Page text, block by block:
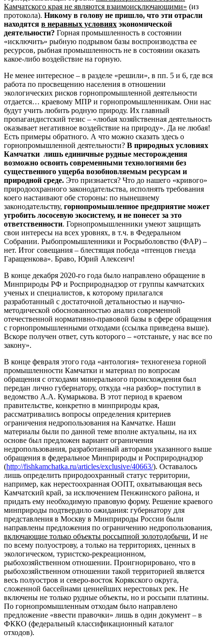
Камчатского края не являются взаимоисключающими» (из
протокола). Никому в голову не пришло, что эти отрасли
находятся в неравных условиях экономической
деятельности? Горная промышленность в состоянии
«исключить» рыбную подрывом базы воспроизводства ее
ресурсов, рыбная промышленность не в состоянии оказать
какое-либо воздействие на горную.
Не менее интересное – в разделе «решили», в пп. 5 и 6, где вся
работа по просвещению населения в отношении
экологических рисков горнопромышленной деятельности
отдается… краевому МПР и горнопромышленникам. Они нас
будут учить любить родную природу. Их главный
пропагандистский тезис – «любая хозяйственная деятельность
оказывает негативное воздействие на природу». Да не любая!
Есть примеры обратного. А что можно сказать здесь о
горнопромышленной деятельности? В природных условиях
Камчатки лишь единичные рудные месторождения
возможно освоить современными технологиями без
существенного ущерба возобновляемым ресурсам и
природной среде. Это признается? Что до нашего «кривого»
природоохранного законодательства, исполнять требования
коего настаивают обе стороны: по нынешнему
законодательству, горнопромышленное предприятие может
угробить лососевую экосистему, и не понесет за это
ответственности. Горнопромышленники умеют защищать
свои интересы на всех уровнях, в т.ч. в Федеральном
Собрании. Рыбопромышленники и Росрыболовство (ФАР) –
нет. Итог совещания – блестящая победа «птенцов гнезда
Гаращенкова». Браво, Юрий Алексеич!
В конце декабря 2020-го года было направлено обращение в
Минприроды РФ и Росприроднадзор от группы камчатских
ученых и специалистов, к которому прилагался
разработанный с достаточной детальностью и научно-
методической обоснованностью анализ современной
отечественной нормативно-правовой базы в сфере обращения
с горнопромышленными отходами (ссылка приведена выше).
Вскоре получен ответ, суть которого – «отстаньте, у нас все по
закону».
В конце февраля этого года «антология» техногенеза горной
промышленности Камчатки и материал по вопросам
обращения с отходами минерального происхождения был
передан лично губернатору, откуда «на разбор» поступил в
ведомство А.А. Кумарькова. В этот период в краевом
правительстве, конкретно в минприроды края,
рассматривались вопросы определения критериев
ограничения недропользования на Камчатке. Наши
материалы были по данной теме вполне актуальны, на их
основе был предложен вариант ограничения
недропользования, разработанный авторами указанного выше
обращения в федеральное Минприроды и Росприроднадзор
(http://fishkamchatka.ru/articles/exclusive/40663/). Оставалось
лишь определить природоохранный статус территории,
например, как нерестоохранная ООПТ, охватывающая весь
Камчатский край, за исключением Пенжинского района, и
придать ему необходимую правовую форму. Решение краевого
минприроды подтвердило ожидания: губернатору для
представления в Москву в Минприроды России были
направлены предложения по ограничению недропользования,
включающие только объекты россыпной золотодобычи. И не
по всему полуострову, а только на территориях, ценных в
экологическом, туристско-рекреационном,
рыбохозяйственном отношении. Проигнорировано, что в
рыбохозяйственном отношении такой территорией является
весь полуостров и северо-восток Корякского округа,
сложенной бассейнами ценнейших нерестовых рек. Не
включены не только рудные объекты, но и россыпи платины.
По горнопромышленным отходам было направлено
предложение «ввести правочки» лишь в один документ – в
ФККО (федеральный классификационный каталог
отходов).